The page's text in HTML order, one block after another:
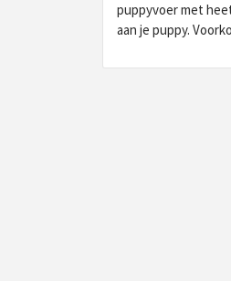
puppyvoer met
aan je puppy.